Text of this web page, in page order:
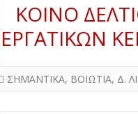
ΚΟΙΝΟ
ΕΡΓΑΤΙΚΩΝ
ΣΗΜΑΝΤΙΚΑ, ΒΟΙΩΤΙΑ, Δ.